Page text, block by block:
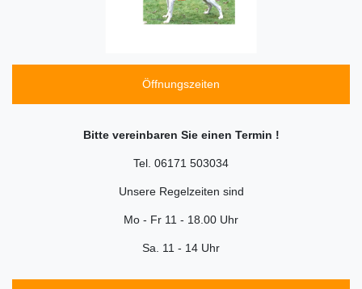
Öffnungszeiten
Bitte vereinbaren Sie einen Termin !
Tel. 06171 503034
Unsere Regelzeiten sind
Mo - Fr 11 - 18.00 Uhr
Sa. 11 - 14 Uhr